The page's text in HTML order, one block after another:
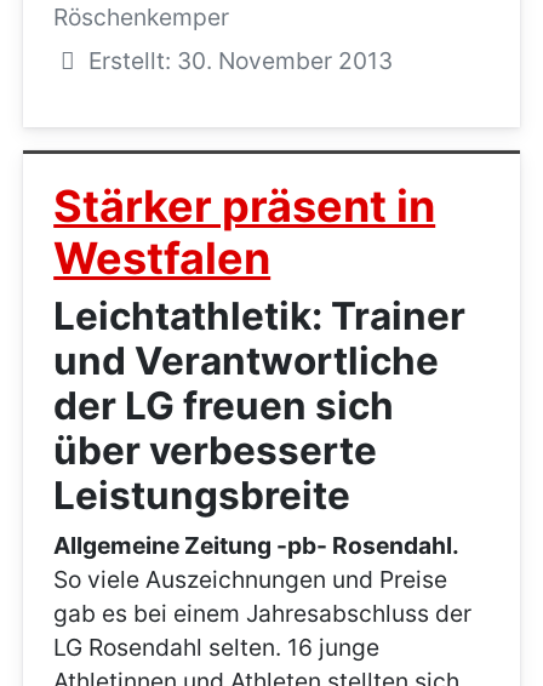
Röschenkemper
Erstellt: 30. November 2013
Stärker präsent in
Westfalen
Leichtathletik: Trainer
und Verantwortliche
der LG freuen sich
über verbesserte
Leistungsbreite
Allgemeine Zeitung -pb- Rosendahl.
So viele Auszeichnungen und Preise
gab es bei einem Jahresabschluss der
LG Rosendahl selten. 16 junge